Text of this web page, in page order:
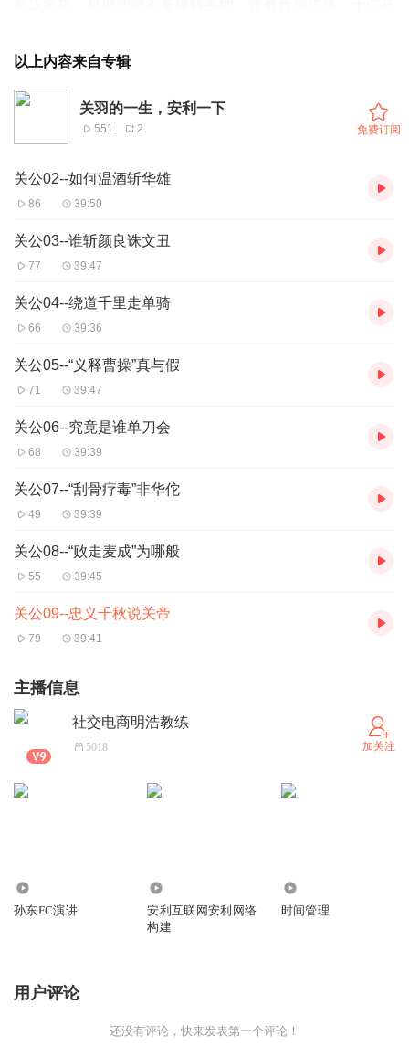
赤壁之战后，刘备助东吴周瑜攻打南郡曹仁，别遣关羽绝北
道，阻挡曹操援军，曹仁退走后，关羽被封为襄阳太守。刘
备入益州，关羽留守荆州。
建安二十四年，关羽围襄樊，曹操派于禁前来增援，关羽擒
获于禁，斩杀庞德，威震华夏，曹操曾想迁都以避其锐。后
曹操派徐晃前来增援，东吴吕蒙又偷袭荆州，关羽腹背受
欢迎全球，新老朋友订阅收听
以上内容来自专辑
关羽的一生，安利一下
551 2 免费订阅
关公02--如何温酒斩华雄
86 39:50
关公03--谁斩颜良诛文丑
77 39:47
关公04--绕道千里走单骑
66 39:36
关公05--“义释曹操”真与假
71 39:47
关公06--究竟是谁单刀会
68 39:39
关公07--“刮骨疗毒”非华佗
49 39:39
关公08--“败走麦成”为哪般
55 39:45
关公09--忠义千秋说关帝
79 39:41
主播信息
社交电商明浩教练
5018 加关注
孙东FC演讲
安利互联网安利网络
构建
时间管理
用户评论
还没有评论，快来发表第一个评论！